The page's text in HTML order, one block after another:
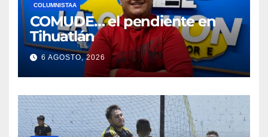
COLUMNISTAA
COMUDE… el pendiente en
Tihuatlán
6 AGOSTO, 2026